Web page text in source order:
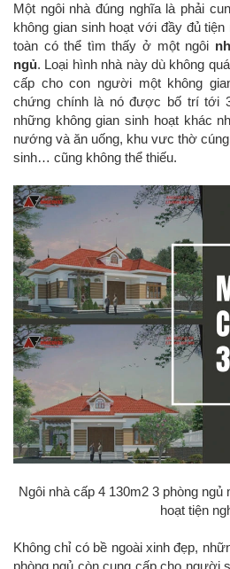
Một ngôi nhà đúng nghĩa là phải
không gian sinh hoạt với đầy đủ
toàn có thể tìm thấy ở một ngôi
ngủ. Loại hình nhà này dù không
cấp cho con người một không
chứng chính là nó được bố trí tới
những không gian sinh hoạt khác
nướng và ăn uống, khu vưc thờ
sinh… cũng không thể thiếu.
Ngôi nhà cấp 4 130m2 3 phòng ngủ
hoạt tiện
Không chỉ có bề ngoài xinh đẹp,
phòng ngủ còn cung cấp cho người